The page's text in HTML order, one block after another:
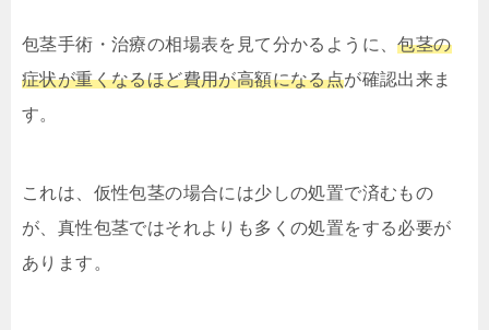
包茎手術・治療の相場表を見て分かるように、包茎の
症状が重くなるほど費用が高額になる点が確認出来ま
す。
これは、仮性包茎の場合には少しの処置で済むもの
が、真性包茎ではそれよりも多くの処置をする必要が
あります。